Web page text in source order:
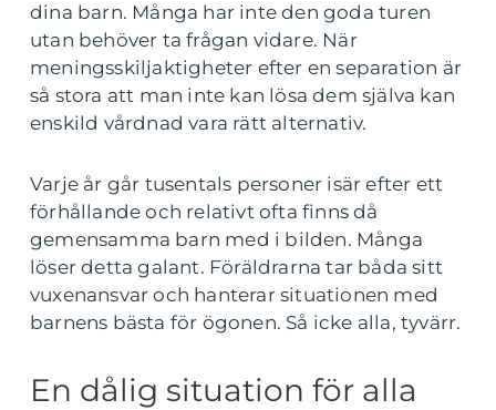
dina barn. Många har inte den goda turen
utan behöver ta frågan vidare. När
meningsskiljaktigheter efter en separation är
så stora att man inte kan lösa dem själva kan
enskild vårdnad vara rätt alternativ.
Varje år går tusentals personer isär efter ett
förhållande och relativt ofta finns då
gemensamma barn med i bilden. Många
löser detta galant. Föräldrarna tar båda sitt
vuxenansvar och hanterar situationen med
barnens bästa för ögonen. Så icke alla, tyvärr.
En dålig situation för alla